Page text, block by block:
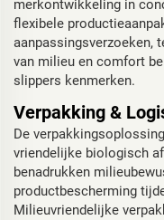
merkontwikkeling in
flexibele
aanpassingsverzoeken,
van milieu en comfort
slippers kenmerken.
Verpakking &
De
vriendelijke biologisch
benadrukken
productbescherming
Milieuvriendelijke